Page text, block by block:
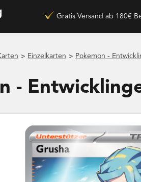
Gratis Versand ab 180€
> Einzelkarten > Pokemon -
-